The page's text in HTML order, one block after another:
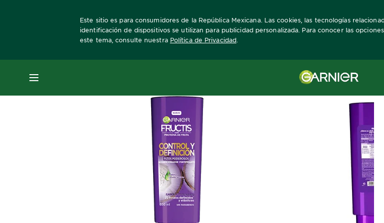
Este sitio es para consumidores de la República Mexicana. Las cookies, las tecnologías
identificación de dispositivos se utilizan para publicidad personalizada. Para conocer las
este tema, consulte nuestra Política de Privacidad
MENÚ